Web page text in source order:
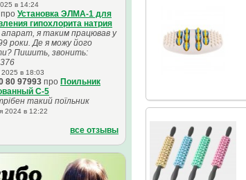
в 14:24
про Установка ЭЛМА-1 для
гипохлорита натрия
апарат, я таким працював у
роки. Де я можу його
Пишить, звонить:
2025 в 18:03
80 97993 про Поильник
С-5
такий поїльник
2024 в 12:22
все отзывы